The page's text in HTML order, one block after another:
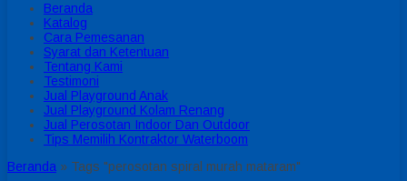
Beranda
Katalog
Cara Pemesanan
Syarat dan Ketentuan
Tentang Kami
Testimoni
Jual Playground Anak
Jual Playground Kolam Renang
Jual Perosotan Indoor Dan Outdoor
Tips Memilih Kontraktor Waterboom
Beranda » Tags "perosotan spiral murah mataram"